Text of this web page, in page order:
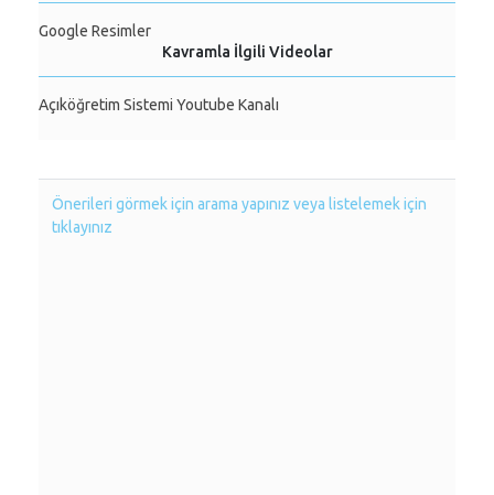
Google Resimler
Kavramla İlgili Videolar
Açıköğretim Sistemi Youtube Kanalı
Önerileri görmek için arama yapınız veya listelemek için
tıklayınız